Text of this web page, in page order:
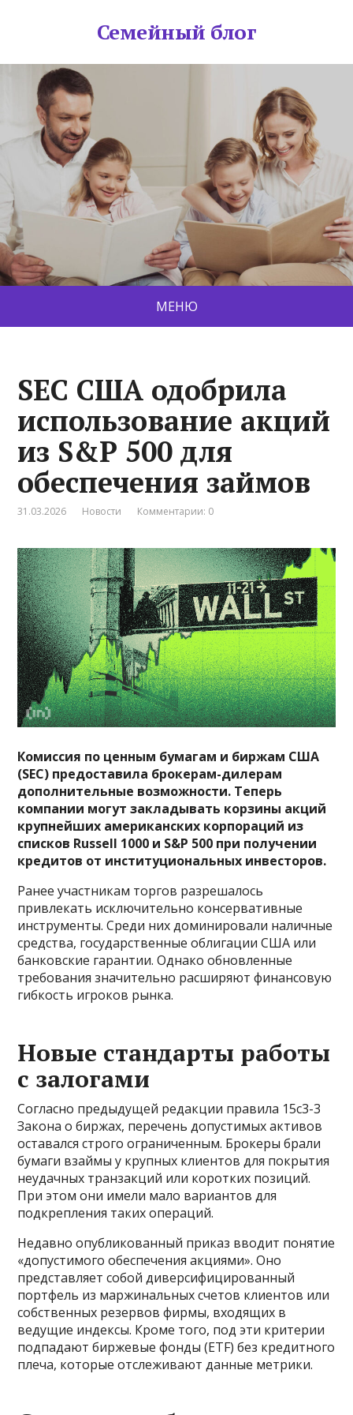
Семейный блог
МЕНЮ
SEC США одобрила
использование акций
из S&P 500 для
обеспечения займов
31.03.2026 Новости Комментарии: 0
Комиссия по ценным бумагам и биржам США
(SEC) предоставила брокерам-дилерам
дополнительные возможности. Теперь
компании могут закладывать корзины акций
крупнейших американских корпораций из
списков Russell 1000 и S&P 500 при получении
кредитов от институциональных инвесторов.
Ранее участникам торгов разрешалось
привлекать исключительно консервативные
инструменты. Среди них доминировали наличные
средства, государственные облигации США или
банковские гарантии. Однако обновленные
требования значительно расширяют финансовую
гибкость игроков рынка.
Новые стандарты работы
с залогами
Согласно предыдущей редакции правила 15c3-3
Закона о биржах, перечень допустимых активов
оставался строго ограниченным. Брокеры брали
бумаги взаймы у крупных клиентов для покрытия
неудачных транзакций или коротких позиций.
При этом они имели мало вариантов для
подкрепления таких операций.
Недавно опубликованный приказ вводит понятие
«допустимого обеспечения акциями». Оно
представляет собой диверсифицированный
портфель из маржинальных счетов клиентов или
собственных резервов фирмы, входящих в
ведущие индексы. Кроме того, под эти критерии
подпадают биржевые фонды (ETF) без кредитного
плеча, которые отслеживают данные метрики.